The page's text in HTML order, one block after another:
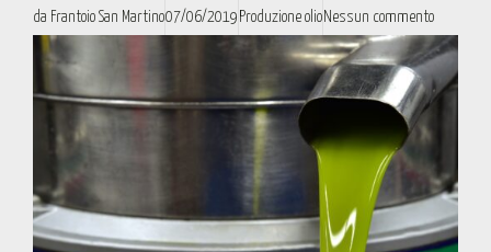
da Frantoio San Martino07/06/2019 Produzione olioNessun commento